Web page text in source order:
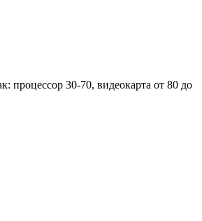
процессор 30-70, видеокарта от 80 до